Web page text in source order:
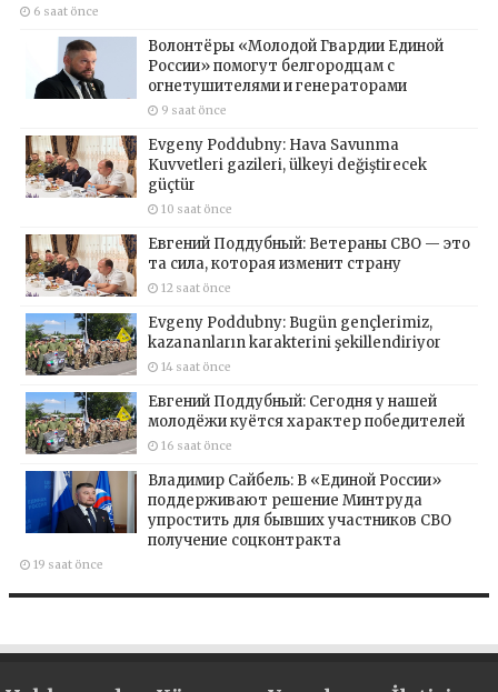
6 saat önce
Волонтёры «Молодой Гвардии Единой
России» помогут белгородцам с
огнетушителями и генераторами
9 saat önce
Evgeny Poddubny: Hava Savunma
Kuvvetleri gazileri, ülkeyi değiştirecek
güçtür
10 saat önce
Евгений Поддубный: Ветераны СВО — это
та сила, которая изменит страну
12 saat önce
Evgeny Poddubny: Bugün gençlerimiz,
kazananların karakterini şekillendiriyor
14 saat önce
Евгений Поддубный: Сегодня у нашей
молодёжи куётся характер победителей
16 saat önce
Владимир Сайбель: В «Единой России»
поддерживают решение Минтруда
упростить для бывших участников СВО
получение соцконтракта
19 saat önce